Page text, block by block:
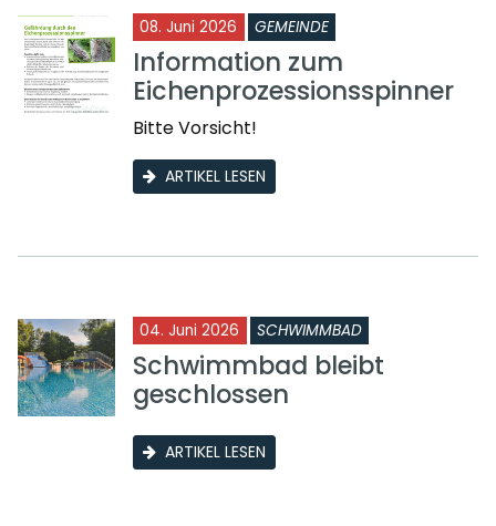
08. Juni 2026 GEMEINDE
Information zum
Eichenprozessionsspinner
Bitte Vorsicht!
ARTIKEL LESEN
04. Juni 2026 SCHWIMMBAD
Schwimmbad bleibt
geschlossen
ARTIKEL LESEN